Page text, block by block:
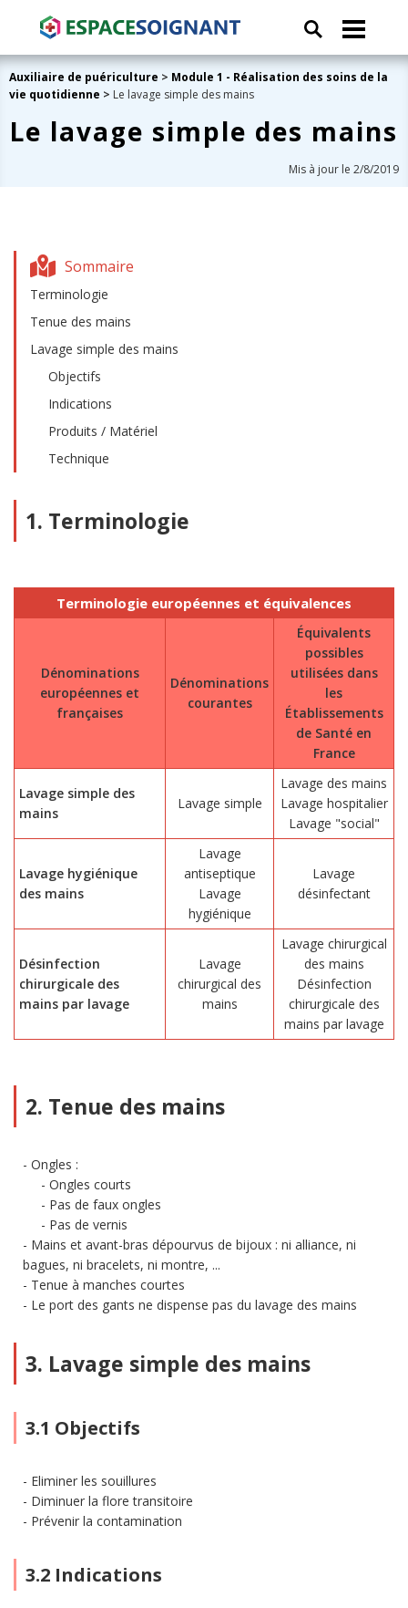
Auxiliaire de puériculture > Module 1 - Réalisation des soins de la
vie quotidienne > Le lavage simple des mains
Le lavage simple des mains
Mis à jour le 2/8/2019
Sommaire
Terminologie
Tenue des mains
Lavage simple des mains
Objectifs
Indications
Produits / Matériel
Technique
1. Terminologie
Terminologie européennes et équivalences
Dénominations
européennes et
françaises
Dénominations
courantes
Équivalents
possibles
utilisées dans
les
Établissements
de Santé en
France
Lavage simple des
mains
Lavage simple
Lavage des mains
Lavage hospitalier
Lavage "social"
Lavage hygiénique
des mains
Lavage
antiseptique
Lavage
hygiénique
Lavage
désinfectant
Désinfection
chirurgicale des
mains par lavage
Lavage
chirurgical des
mains
Lavage chirurgical
des mains
Désinfection
chirurgicale des
mains par lavage
2. Tenue des mains
Ongles :
Ongles courts
Pas de faux ongles
Pas de vernis
Mains et avant-bras dépourvus de bijoux : ni alliance, ni
bagues, ni bracelets, ni montre, ...
Tenue à manches courtes
Le port des gants ne dispense pas du lavage des mains
3. Lavage simple des mains
3.1 Objectifs
Eliminer les souillures
Diminuer la flore transitoire
Prévenir la contamination
3.2 Indications